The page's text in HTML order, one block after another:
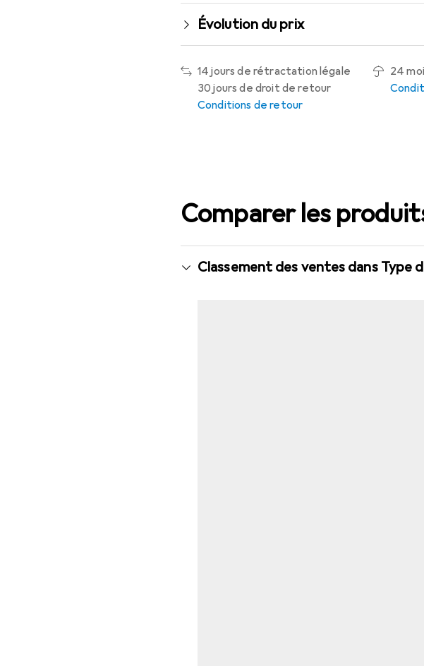
Évolution du prix
14 jours de rétractation légale
30 jours de droit de retour
Conditions de retour
24
Comparer les
Classement des ventes dans Type